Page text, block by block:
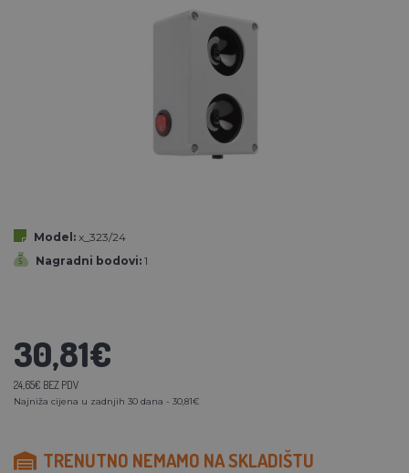
Model: x_323/24
Nagradni bodovi: 1
30,81€
24,65€ BEZ PDV
Najniža cijena u zadnjih 30 dana - 30,81€
TRENUTNO NEMAMO NA SKLADIŠTU